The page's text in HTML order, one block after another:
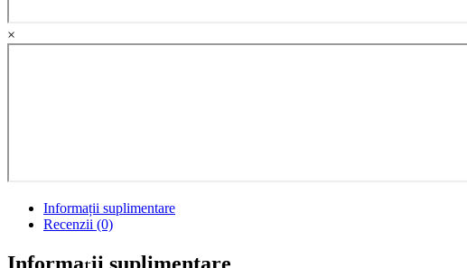
×
Informații suplimentare
Recenzii (0)